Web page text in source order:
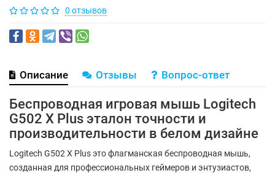
0 отзывов
Описание Отзывы Вопрос-ответ
Беспроводная игровая мышь Logitech
G502 X Plus эталон точности и
производительности в белом дизайне
Logitech G502 X Plus это флагманская беспроводная мышь,
созданная для профессиональных геймеров и энтузиастов,